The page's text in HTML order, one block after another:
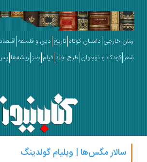
خارجی داستان کوتاه تاریخ دین و فلسفه اقتصاد
کودک و نوجوان طرح جلد فیلم طنز ریشه‌ها پس از
سالار مگس‌ها | ویلیام گولدینگ